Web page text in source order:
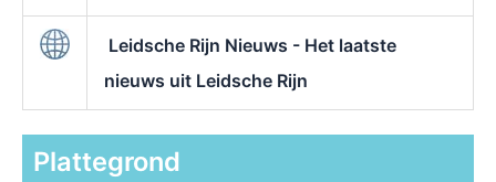
Leidsche Rijn Nieuws - Het laatste
nieuws uit Leidsche Rijn
Plattegrond